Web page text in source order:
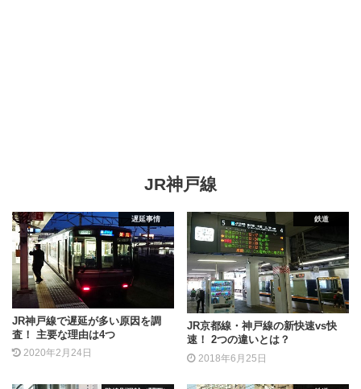
JR神戸線
遅延事情
JR神戸線で遅延が多い原因を調
査！ 主要な理由は4つ
2020年2月24日
鉄道
JR京都線・神戸線の新快速vs快
速！ 2つの違いとは？
2018年6月25日